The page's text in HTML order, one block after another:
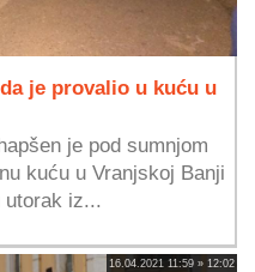
je provalio u kuću u
je pod sumnjom
kuću u Vranjskoj Banji
utorak iz...
16.04.2021 11:59 » 12:02